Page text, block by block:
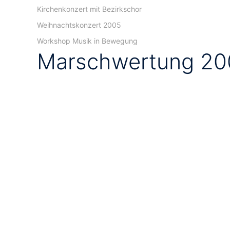
Kirchenkonzert mit Bezirkschor
Weihnachtskonzert 2005
Workshop Musik in Bewegung
Marschwertung